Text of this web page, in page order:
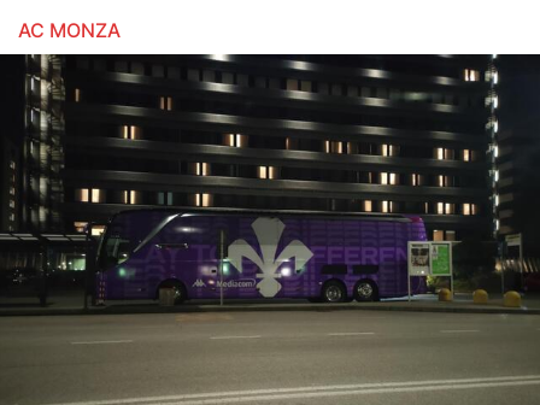
Motori
Volley
Hockey
Altri sport
Hockey
Pallanuoto
Pallamano
AC MONZA